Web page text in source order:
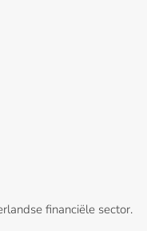
financiële sector.